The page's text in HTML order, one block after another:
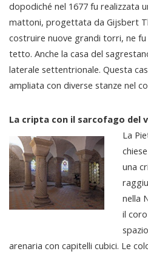
dopodiché nel 1677 fu realizzata
mattoni, progettata da Gijsbert
costruire nuove grandi torri, ne
tetto. Anche la casa del
laterale settentrionale. Questa
ampliata con diverse stanze nel
La cripta con il sarcofago del
La
una
nella
il
arenaria con capitelli cubici. Le